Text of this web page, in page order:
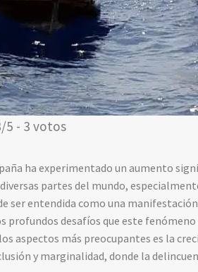
5 - 3 votos
ha experimentado un aumento
partes del mundo,
ser entendida como una
profundos desafíos que este
aspectos más preocupantes es la
y marginalidad, donde la